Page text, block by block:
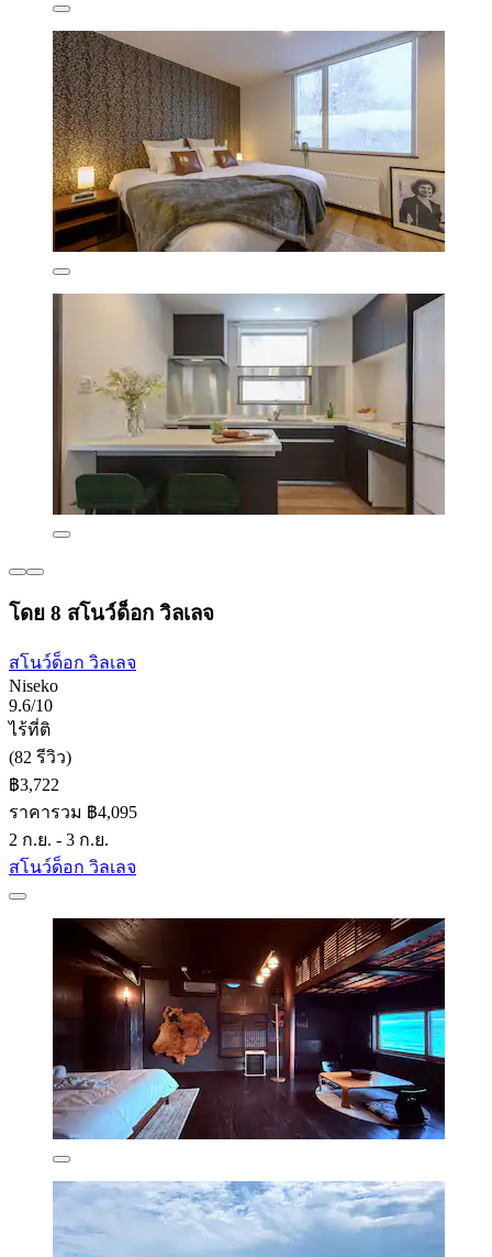
โดย 8 สโนว์ด็อก วิลเลจ
สโนว์ด็อก วิลเลจ
Niseko
9.6/10
ไร้ที่ติ
(82 รีวิว)
฿3,722
ราคารวม ฿4,095
2 ก.ย. - 3 ก.ย.
สโนว์ด็อก วิลเลจ